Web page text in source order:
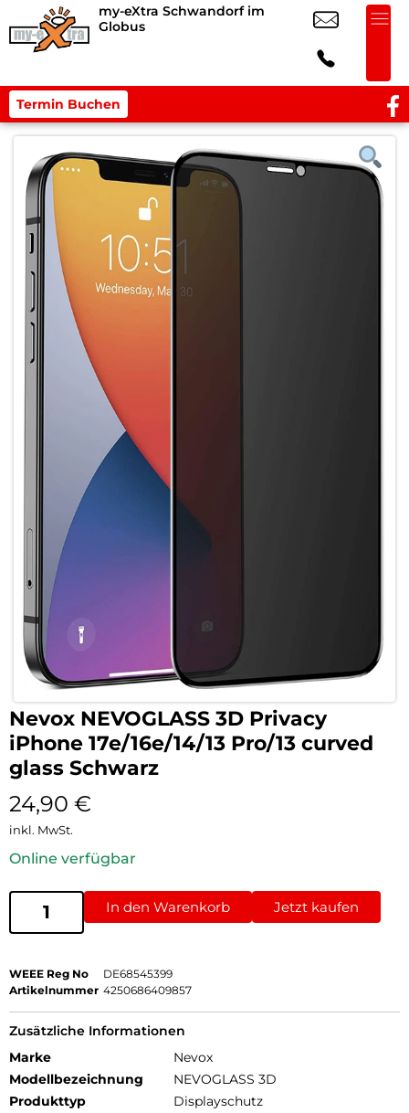
my-eXtra Schwandorf im
Globus
Termin Buchen
Nevox NEVOGLASS 3D Privacy
iPhone 17e/16e/14/13 Pro/13 curved
glass Schwarz
24,90 €
inkl. MwSt.
Online verfügbar
In den Warenkorb Jetzt kaufen
WEEE Reg No
DE68545399
Artikelnummer 4250686409857
Zusätzliche Informationen
Marke
Nevox
Modellbezeichnung
NEVOGLASS 3D
Produkttyp
Displayschutz